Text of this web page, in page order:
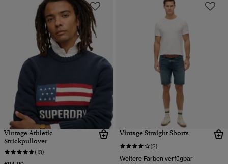
Vintage Athletic
Strickpullover
(13)
Vintage Straight Shorts
(2)
Weitere Farben verfügbar